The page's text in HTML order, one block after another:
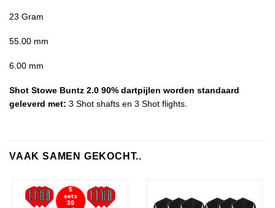
23 Gram
55.00 mm
6.00 mm
Shot Stowe Buntz 2.0 90% dartpijlen worden standaard
geleverd met: 3 Shot shafts en 3 Shot flights.
VAAK SAMEN GEKOCHT..